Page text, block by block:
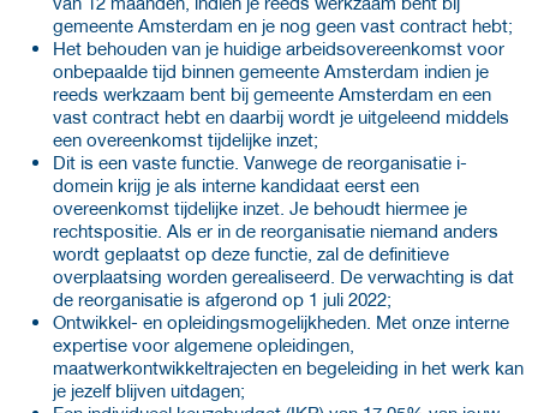
gemeente Amsterdam en je nog geen vast contract hebt;
Het behouden van je huidige arbeidsovereenkomst voor
onbepaalde tijd binnen gemeente Amsterdam indien je
reeds werkzaam bent bij gemeente Amsterdam en een
vast contract hebt en daarbij wordt je uitgeleend middels
een overeenkomst tijdelijke inzet;
Dit is een vaste functie. Vanwege de reorganisatie i-
domein krijg je als interne kandidaat eerst een
overeenkomst tijdelijke inzet. Je behoudt hiermee je
rechtspositie. Als er in de reorganisatie niemand anders
wordt geplaatst op deze functie, zal de definitieve
overplaatsing worden gerealiseerd. De verwachting is dat
de reorganisatie is afgerond op 1 juli 2022;
Ontwikkel- en opleidingsmogelijkheden. Met onze interne
expertise voor algemene opleidingen,
maatwerkontwikkeltrajecten en begeleiding in het werk kan
je jezelf blijven uitdagen;